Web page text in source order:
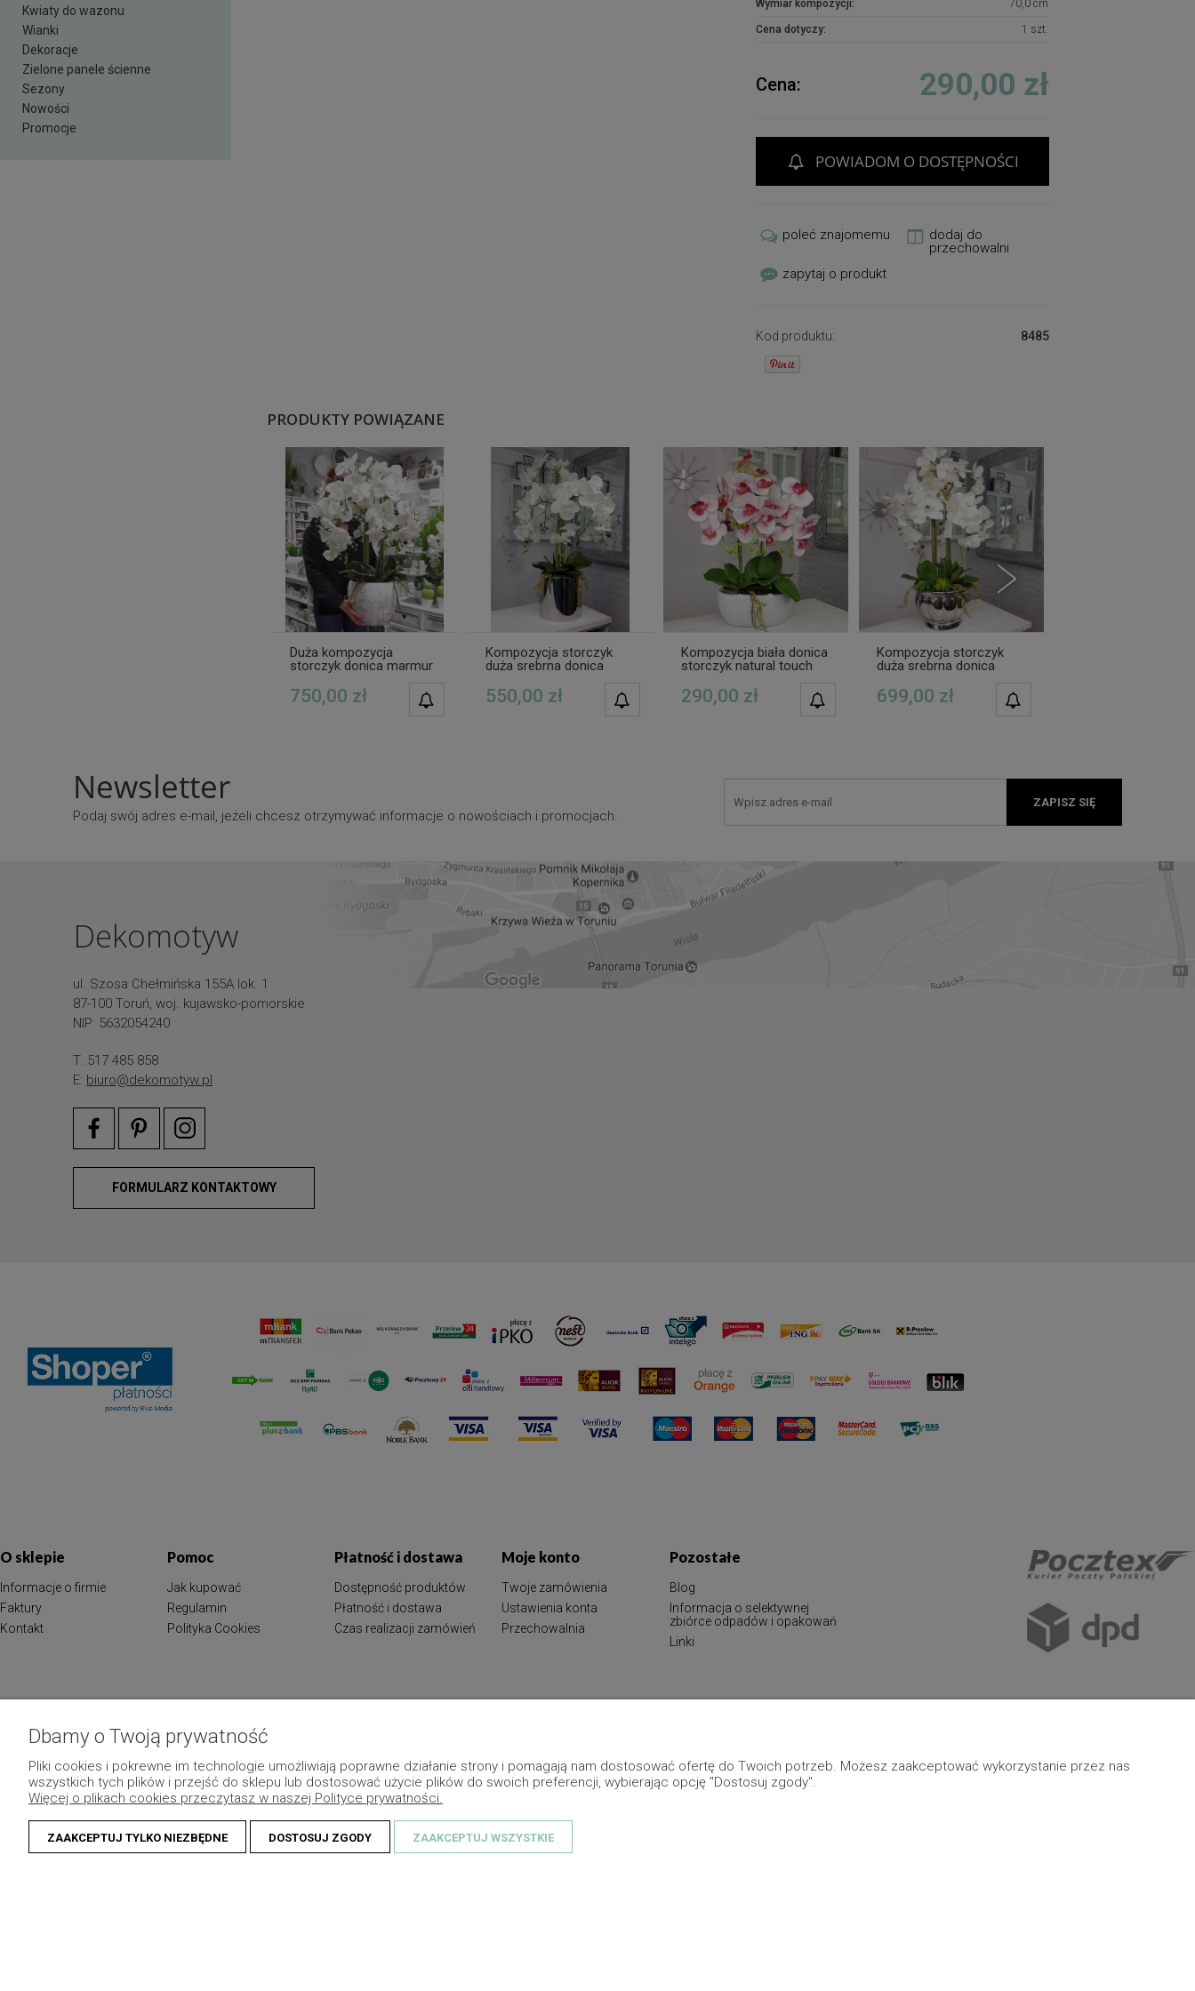
Kwiaty do wazonu
Wianki
Dekoracje
Zielone panele ścienne
Sezony
Nowości
Promocje
Wymiar kompozycji: 70,0 cm
Cena dotyczy: 1 szt.
Cena: 290,00 zł
POWIADOM O DOSTĘPNOŚCI
poleć znajomemu
dodaj do
przechowalni
zapytaj o produkt
Kod produktu: 8485
PRODUKTY POWIĄZANE
Duża kompozycja
storczyk donica marmur
750,00 zł
POWIADOM O
DOSTĘPNOŚCI
Kompozycja storczyk
duża srebrna donica
550,00 zł
POWIADOM O
DOSTĘPNOŚCI
Kompozycja biała donica
storczyk natural touch
290,00 zł
POWIADOM O
DOSTĘPNOŚCI
Kompozycja storczyk
duża srebrna donica
699,00 zł
Newsletter
Podaj swój adres e-mail, jeżeli chcesz otrzymywać informacje o nowościach i promocjach.
ZAPISZ SIĘ
Dekomotyw
ul. Szosa Chełmińska 155A lok. 1
87-100 Toruń, woj. kujawsko-pomorskie
NIP: 5632054240
T: 517 485 858
E: biuro@dekomotyw.pl
FORMULARZ KONTAKTOWY
O sklepie
Informacje o firmie
Faktury
Kontakt
Pomoc
Jak kupować
Regulamin
Polityka Cookies
Płatność i dostawa
Dostępność produktów
Płatność i dostawa
Czas realizacji zamówień
Moje konto
Twoje zamówienia
Ustawienia konta
Przechowalnia
Pozostałe
Blog
Informacja o selektywnej
zbiórce odpadów i opakowań
Linki
Dbamy o Twoją prywatność
Pliki cookies i pokrewne im technologie umożliwiają poprawne działanie strony i pomagają nam dostosować ofertę do Twoich potrzeb. Możesz zaakceptować wykorzystanie przez nas
wszystkich tych plików i przejść do sklepu lub dostosować użycie plików do swoich preferencji, wybierając opcję "Dostosuj zgody".
Więcej o plikach cookies przeczytasz w naszej Polityce prywatności.
ZAAKCEPTUJ TYLKO NIEZBĘDNE DOSTOSUJ ZGODY ZAAKCEPTUJ WSZYSTKIE